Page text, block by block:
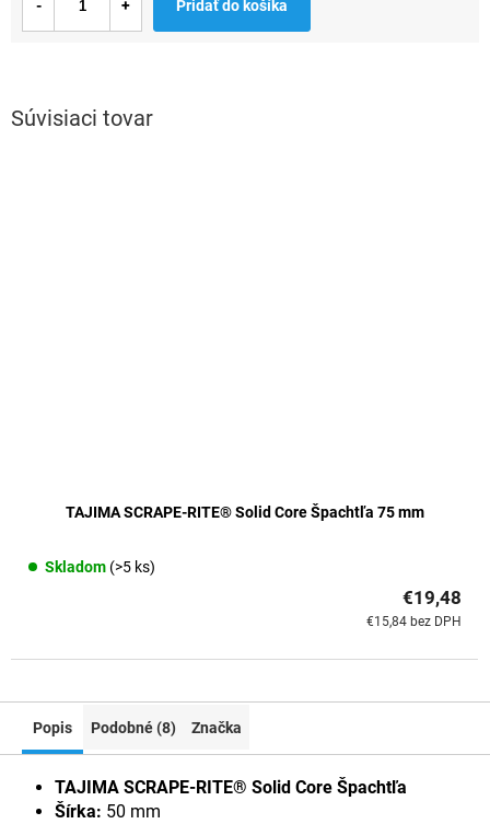
cena:
Pridať do košíka
Súvisiaci tovar
TAJIMA SCRAPE-RITE® Solid Core Špachtľa 75 mm
Skladom (>5 ks)
€15,84 bez DPH
€19,48
Popis Podobné (8) Značka
TAJIMA SCRAPE-RITE® Solid Core Špachtľa
Šírka: 50 mm